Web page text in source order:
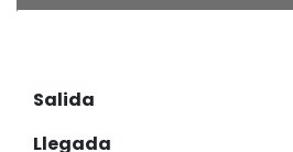
Salida
Llegada